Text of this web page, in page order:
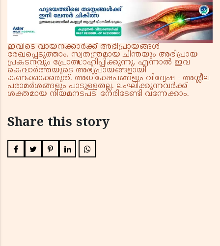
ഇവിടെ വായനക്കാർക്ക് അഭിപ്രായങ്ങൾ
രേഖപ്പെടുത്താം. സ്വതന്ത്രമായ ചിന്തയും അഭിപ്രായ
പ്രകടനവും പ്രോത്സാഹിപ്പിക്കുന്നു. എന്നാൽ ഇവ
കെവാർത്തയുടെ അഭിപ്രായങ്ങളായി
കണക്കാക്കരുത്. അധിക്ഷേപങ്ങളും വിദ്വേഷ - അശ്ലീല
പരാമർശങ്ങളും പാടുള്ളതല്ല. ലംഘിക്കുന്നവർക്ക്
ശക്തമായ നിയമനടപടി നേരിടേണ്ടി വന്നേക്കാം.
Share this story